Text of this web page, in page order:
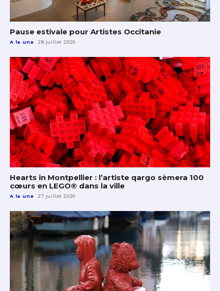
Pause estivale pour Artistes Occitanie
A la une 28 juillet 2026
Hearts in Montpellier : l’artiste qargo sèmera 100
cœurs en LEGO® dans la ville
A la une 27 juillet 2026